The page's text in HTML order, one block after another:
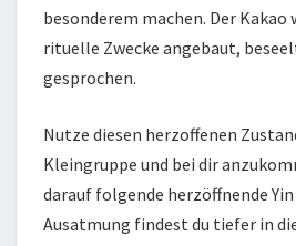
besonderem machen. Der Kakao
rituelle Zwecke angebaut,
gesprochen.
Nutze diesen herzoffenen
Kleingruppe und bei dir
darauf folgende herzöffnende Yin
Ausatmung findest du tiefer in